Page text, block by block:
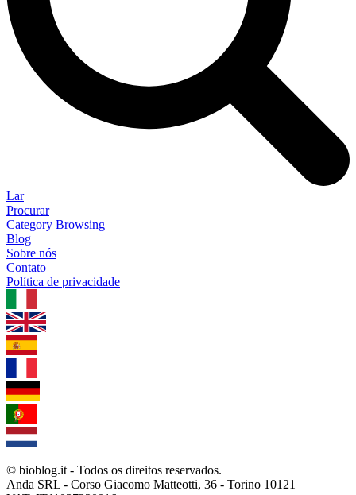
Lar
Procurar
Category Browsing
Blog
Sobre nós
Contato
Política de privacidade
© bioblog.it - Todos os direitos reservados.
Anda SRL - Corso Giacomo Matteotti, 36 - Torino 10121